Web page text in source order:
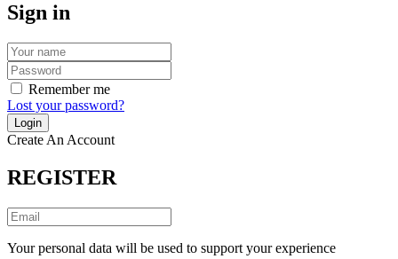
Sign in
Remember me
Lost your password?
Create An Account
REGISTER
Your personal data will be used to support your experience